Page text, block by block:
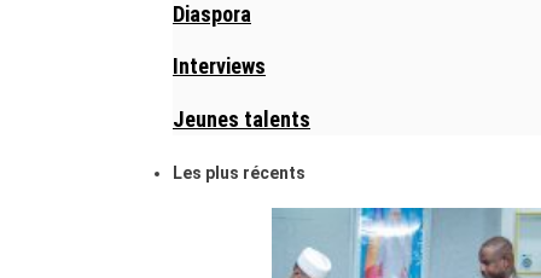
Diaspora
Interviews
Jeunes talents
Les plus récents